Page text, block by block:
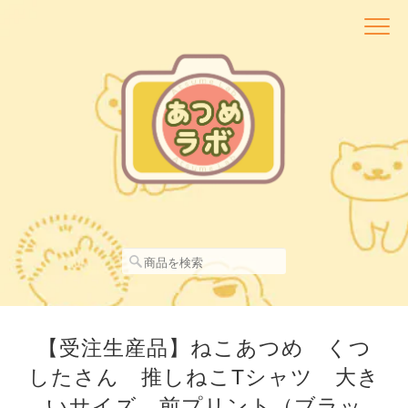
【受注生産品】ねこあつめ くつ
したさん 推しねこTシャツ 大き